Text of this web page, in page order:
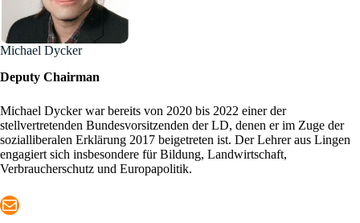
Michael Dycker
Deputy Chairman
Michael Dycker war bereits von 2020 bis 2022 einer der
stellvertretenden Bundesvorsitzenden der LD, denen er im Zuge der
sozialliberalen Erklärung 2017 beigetreten ist. Der Lehrer aus Lingen
engagiert sich insbesondere für Bildung, Landwirtschaft,
Verbraucherschutz und Europapolitik.
Mail